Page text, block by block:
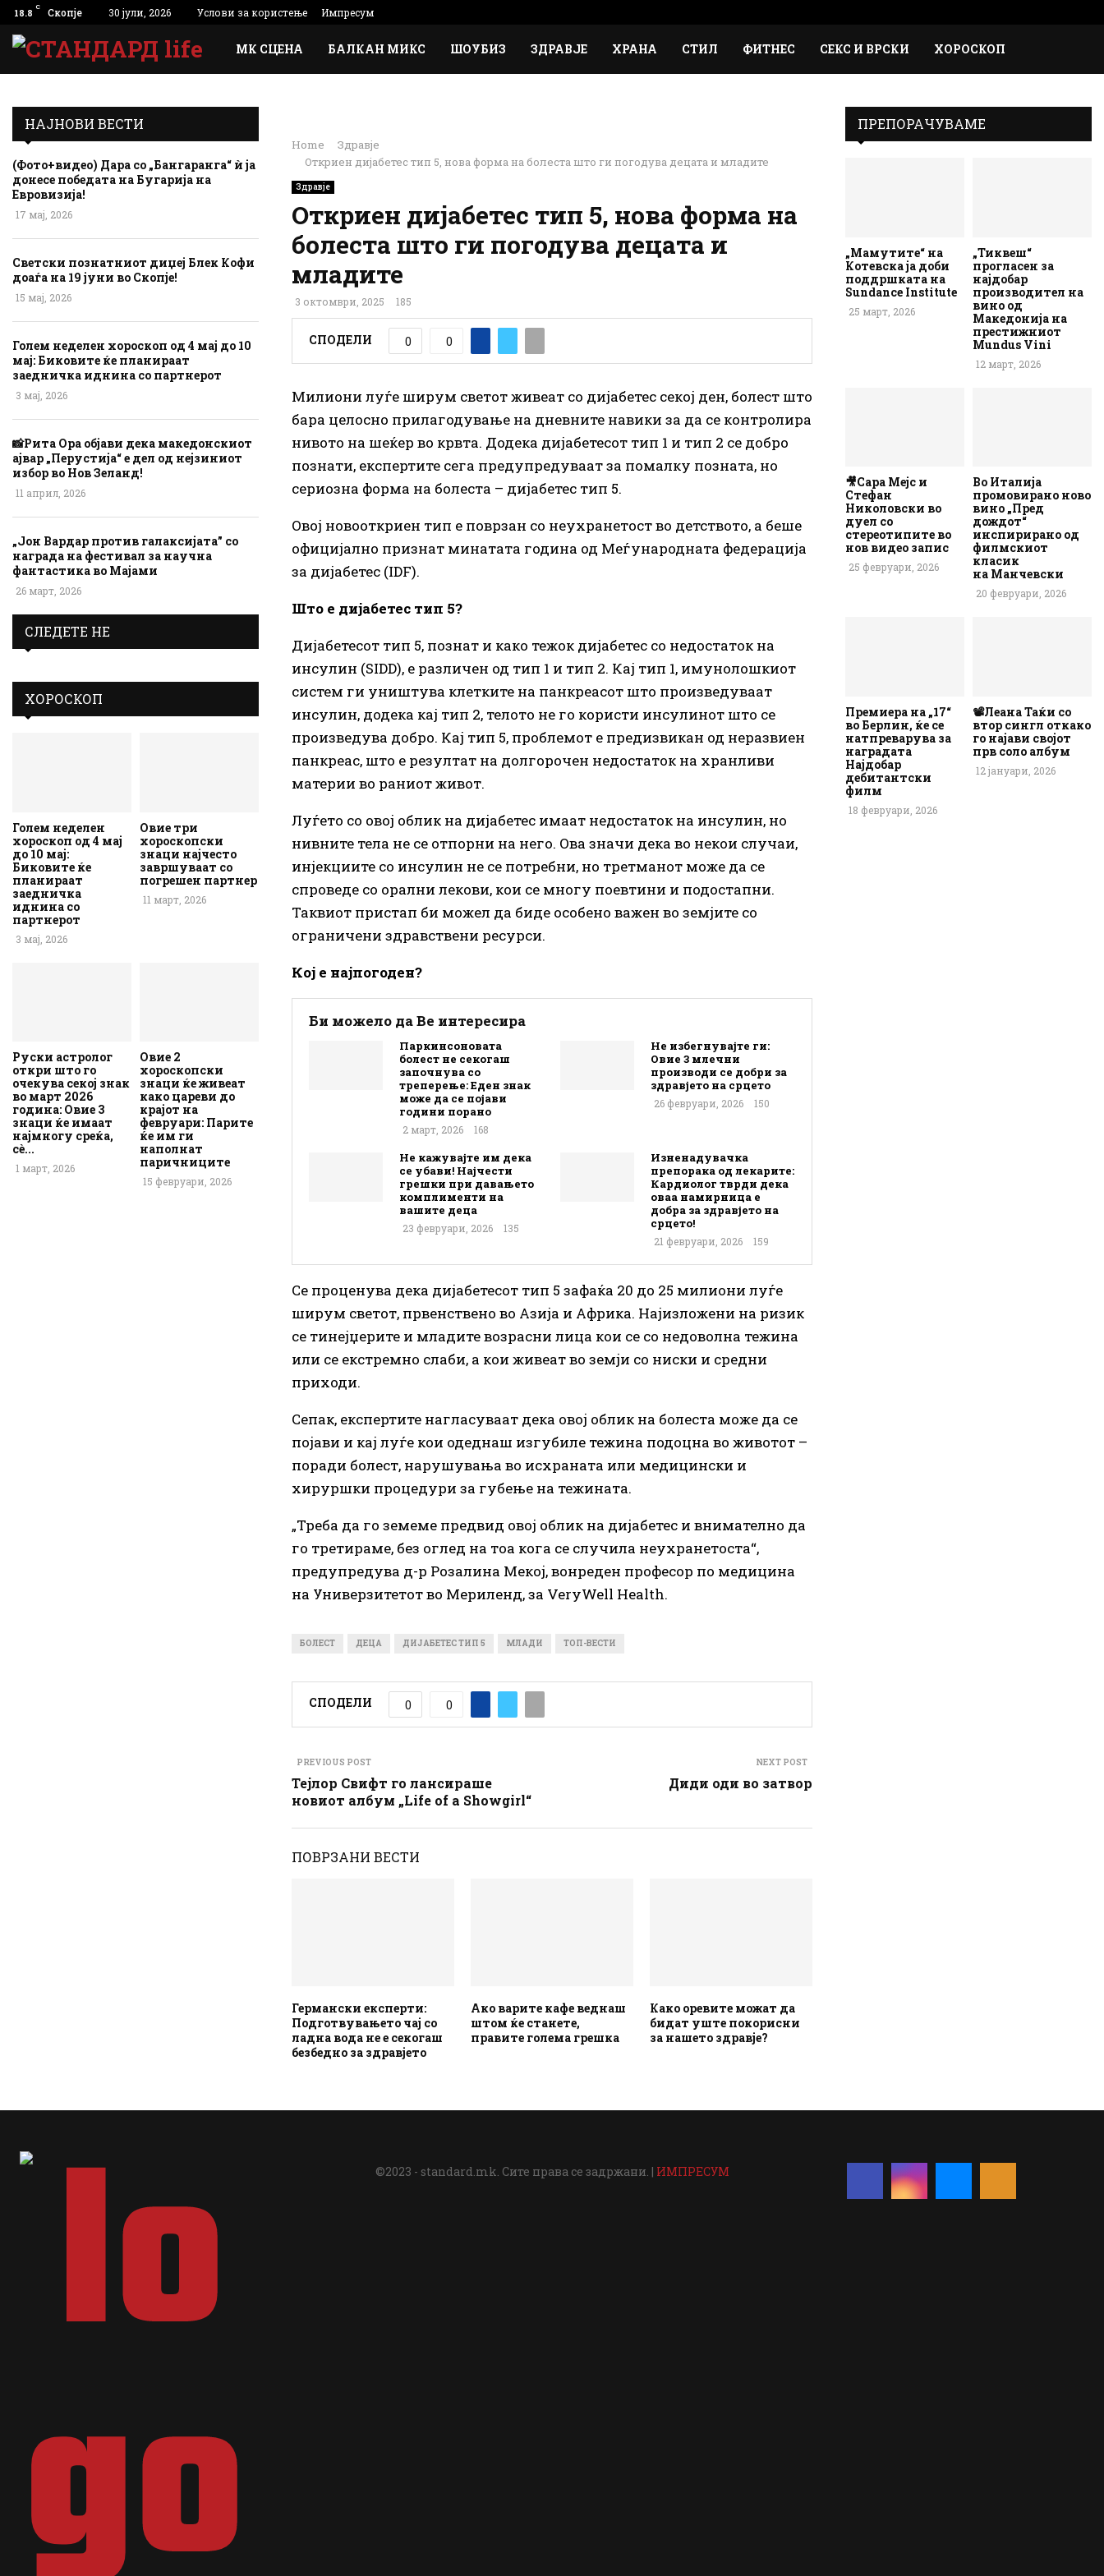
18.8 C Скопје 30 јули, 2026 Услови за користење Импресум
МК СЦЕНА БАЛКАН МИКС ШОУБИЗ ЗДРАВЈЕ ХРАНА СТИЛ ФИТНЕС СЕКС И ВРСКИ ХОРОСКОП
Home
Здравје
Откриен дијабетес тип 5, нова форма на болеста што ги погодува децата и младите
Здравје
Откриен дијабетес тип 5, нова форма на
болеста што ги погодува децата и
младите
3 октомври, 2025 185
СПОДЕЛИ 0 0
Милиони луѓе ширум светот живеат со дијабетес секој ден, болест што
бара целосно прилагодување на дневните навики за да се контролира
нивото на шеќер во крвта. Додека дијабетесот тип 1 и тип 2 се добро
познати, експертите сега предупредуваат за помалку позната, но
сериозна форма на болеста – дијабетес тип 5.
Овој новооткриен тип е поврзан со неухранетост во детството, а беше
официјално признат минатата година од Меѓународната федерација
за дијабетес (IDF).
Што е дијабетес тип 5?
Дијабетесот тип 5, познат и како тежок дијабетес со недостаток на
инсулин (SIDD), е различен од тип 1 и тип 2. Кај тип 1, имунолошкиот
систем ги уништува клетките на панкреасот што произведуваат
инсулин, додека кај тип 2, телото не го користи инсулинот што се
произведува добро. Кај тип 5, проблемот е предизвикан од неразвиен
панкреас, што е резултат на долгорочен недостаток на хранливи
материи во раниот живот.
Луѓето со овој облик на дијабетес имаат недостаток на инсулин, но
нивните тела не се отпорни на него. Ова значи дека во некои случаи,
инјекциите со инсулин не се потребни, но третманот може да се
спроведе со орални лекови, кои се многу поевтини и подостапни.
Таквиот пристап би можел да биде особено важен во земјите со
ограничени здравствени ресурси.
Кој е најпогоден?
Би можело да Ве интересира
Паркинсоновата
болест не секогаш
започнува со
треперење: Еден знак
може да се појави
години порано
2 март, 2026 168
Не избегнувајте ги:
Овие 3 млечни
производи се добри за
здравјето на срцето
26 февруари, 2026 150
Не кажувајте им дека
се убави! Најчести
грешки при давањето
комплименти на
вашите деца
23 февруари, 2026 135
Изненадувачка
препорака од лекарите:
Кардиолог тврди дека
оваа намирница е
добра за здравјето на
срцето!
21 февруари, 2026 159
Се проценува дека дијабетесот тип 5 зафаќа 20 до 25 милиони луѓе
ширум светот, првенствено во Азија и Африка. Најизложени на ризик
се тинејџерите и младите возрасни лица кои се со недоволна тежина
или се екстремно слаби, а кои живеат во земји со ниски и средни
приходи.
Сепак, експертите нагласуваат дека овој облик на болеста може да се
појави и кај луѓе кои одеднаш изгубиле тежина подоцна во животот –
поради болест, нарушувања во исхраната или медицински и
хируршки процедури за губење на тежината.
„Треба да го земеме предвид овој облик на дијабетес и внимателно да
го третираме, без оглед на тоа кога се случила неухранетоста“,
предупредува д-р Розалина Мекој, вонреден професор по медицина
на Универзитетот во Мериленд, за VeryWell Health.
БОЛЕСТ ДЕЦА ДИЈАБЕТЕС ТИП 5 МЛАДИ ТОП-ВЕСТИ
СПОДЕЛИ 0 0
PREVIOUS POST
Тејлор Свифт го лансираше
новиот албум „Life of a Showgirl“
NEXT POST
Диди оди во затвор
ПОВРЗАНИ ВЕСТИ
Германски експерти:
Подготвувањето чај со
ладна вода не е секогаш
безбедно за здравјето
Ако варите кафе веднаш
штом ќе станете,
правите голема грешка
Како оревите можат да
бидат уште покорисни
за нашето здравје?
НАЈНОВИ ВЕСТИ
(Фото+видео) Дара со „Бангаранга“ ѝ ја
донесе победата на Бугарија на
Евровизија!
17 мај, 2026
Светски познатниот диџеј Блек Кофи
доаѓа на 19 јуни во Скопје!
15 мај, 2026
Голем неделен хороскоп од 4 мај до 10
мај: Биковите ќе планираат
заедничка иднина со партнерот
3 мај, 2026
📸Рита Ора објави дека македонскиот
ајвар „Перустија“ е дел од нејзиниот
избор во Нов Зеланд!
11 април, 2026
„Јон Вардар против галаксијата” со
награда на фестивал за научна
фантастика во Мајами
26 март, 2026
СЛЕДЕТЕ НЕ
ХОРОСКОП
Голем неделен
хороскоп од 4 мај
до 10 мај:
Биковите ќе
планираат
заедничка
иднина со
партнерот
3 мај, 2026
Овие три
хороскопски
знаци најчесто
завршуваат со
погрешен партнер
11 март, 2026
Руски астролог
откри што го
очекува секој знак
во март 2026
година: Овие 3
знаци ќе имаат
најмногу среќа,
сè...
1 март, 2026
Овие 2
хороскопски
знаци ќе живеат
како цареви до
крајот на
февруари: Парите
ќе им ги
наполнат
паричниците
15 февруари, 2026
ПРЕПОРАЧУВАМЕ
„Мамутите“ на
Котевска ја доби
поддршката на
Sundance Institute
25 март, 2026
„Тиквеш“
прогласен за
најдобар
производител на
вино од
Македонија на
престижниот
Mundus Vini
12 март, 2026
🎥Сара Мејс и
Стефан
Николовски во
дуел со
стереотипите во
нов видео запис
25 февруари, 2026
Во Италија
промовирано ново
вино „Пред
дождот“
инспирирано од
филмскиот
класик
на Манчевски
20 февруари, 2026
Премиера на „17“
во Берлин, ќе се
натпреварува за
наградата
Најдобар
дебитантски
филм
18 февруари, 2026
📽️Леана Таќи со
втор сингл откако
го најави својот
прв соло албум
12 јануари, 2026
©2023 - standard.mk. Сите права се задржани. | ИМПРЕСУМ